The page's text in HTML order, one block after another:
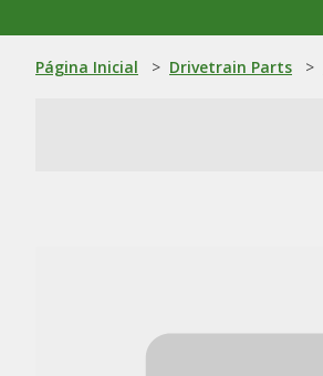
Página Inicial > Drivetrain Parts >